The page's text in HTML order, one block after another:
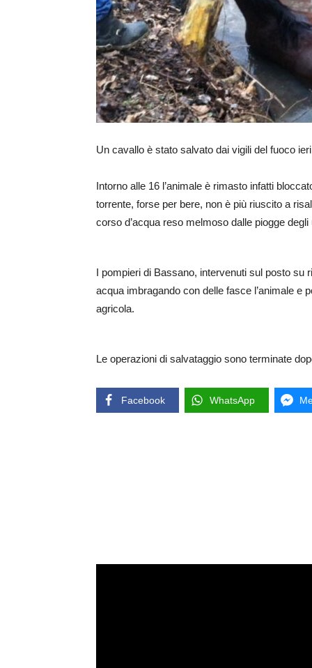
Un cavallo è stato salvato dai vigili del fuoco
Intorno alle 16 l’animale è rimasto infatti
torrente, forse per bere, non è più riuscito a
corso d’acqua reso melmoso dalle piogge degli
I pompieri di Bassano, intervenuti sul posto su
acqua imbragando con delle fasce l’animale e
agricola.
Le operazioni di salvataggio sono terminate
Facebook WhatsApp